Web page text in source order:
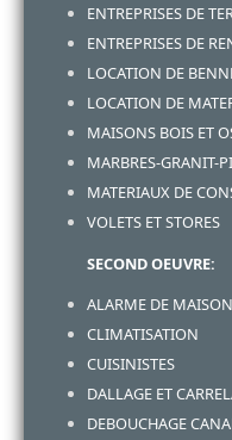
ENTREPRISES DE
ENTREPRISES DE
LOCATION DE
LOCATION DE
MAISONS BOIS ET
MARBRES-GRANIT-
MATERIAUX DE
VOLETS ET STORES
SECOND OEUVRE:
ALARME DE MAISON
CLIMATISATION
CUISINISTES
DALLAGE ET
DEBOUCHAGE